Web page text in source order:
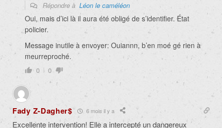
Répondre à Léon le caméléon
Oui, mais d’ici là il aura été obligé de s’identifier. État
policier.
Message inutile à envoyer: Ouiannn, b’en moé gé rien à
meurreproché.
0 0
Fady Z-Dagher$ 6 mois il y a
Excellente intervention! Elle a intercepté un dangereux